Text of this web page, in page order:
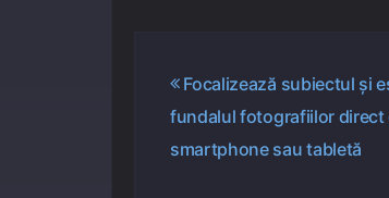
Navigare
articole
Focalizează subiectul și
fundalul fotografiilor direct
smartphone sau tabletă